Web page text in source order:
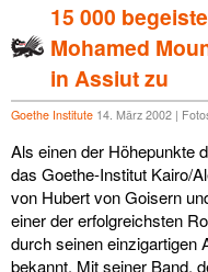
15 000
Mohamed
in Assiut zu
Goethe Institute 14. März 2002 |
Als einen der Höhepunkte
das Goethe-Institut Kairo/
von Hubert von Goisern
einer der erfolgreichsten
durch seinen einzigartigen
bekannt. Mit seiner Band,